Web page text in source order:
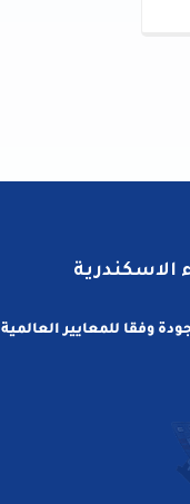
الاسكندرية
وفقا للمعايير العالمية